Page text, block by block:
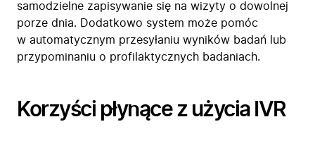
samodzielne zapisywanie się na wizyty o dowolnej
porze dnia. Dodatkowo system może pomóc
w automatycznym przesyłaniu wyników badań lub
przypominaniu o profilaktycznych badaniach.
Korzyści płynące z użycia IVR